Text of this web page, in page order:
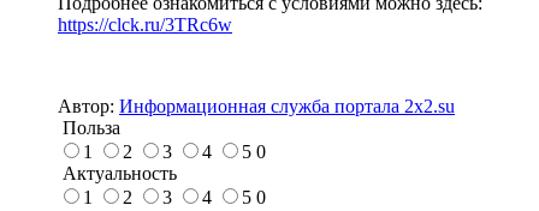
https://clck.ru/3TRc6w
Автор: Информационная служба портала 2x2.su
Польза
1
2 3 4 5 0
Актуальность
1
2 3 4 5 0